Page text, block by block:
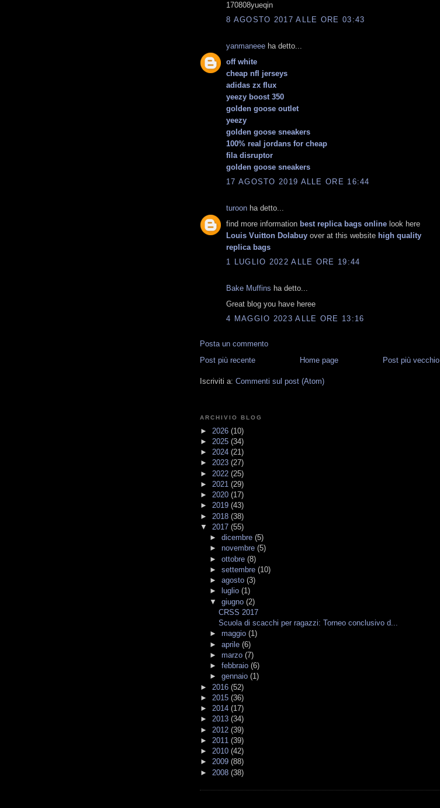
170808yueqin
8 AGOSTO 2017 ALLE ORE 03:43
yanmaneee ha detto...
off white
cheap nfl jerseys
adidas zx flux
yeezy boost 350
golden goose outlet
yeezy
golden goose sneakers
100% real jordans for cheap
fila disruptor
golden goose sneakers
17 AGOSTO 2019 ALLE ORE 16:44
turoon ha detto...
find more information best replica bags online look here
Louis Vuitton Dolabuy over at this website high quality
replica bags
1 LUGLIO 2022 ALLE ORE 19:44
Bake Muffins ha detto...
Great blog you have heree
4 MAGGIO 2023 ALLE ORE 13:16
Posta un commento
Post più recente
Post più vecchio
Home page
Iscriviti a: Commenti sul post (Atom)
ARCHIVIO BLOG
► 2026 (10)
► 2025 (34)
► 2024 (21)
► 2023 (27)
► 2022 (25)
► 2021 (29)
► 2020 (17)
► 2019 (43)
► 2018 (38)
▼ 2017 (55)
► dicembre (5)
► novembre (5)
► ottobre (8)
► settembre (10)
► agosto (3)
►
luglio (1)
▼ giugno (2)
CRSS 2017
Scuola di scacchi per ragazzi: Torneo conclusivo d...
► maggio (1)
► aprile (6)
► marzo (7)
► febbraio (6)
► gennaio (1)
► 2016 (52)
► 2015 (36)
► 2014 (17)
► 2013 (34)
► 2012 (39)
► 2011 (39)
► 2010 (42)
► 2009 (88)
► 2008 (38)